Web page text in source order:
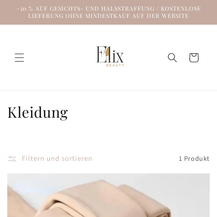
zum
Inhalt
-30 % AUF GESICHTS- UND HALSSTRAFFUNG / KOSTENLOSE
LIEFERUNG OHNE MINDESTKAUF AUF DER WEBSITE
Warenkorb
K
e
g
Kleidung
Filtern und sortieren 1 Produkt